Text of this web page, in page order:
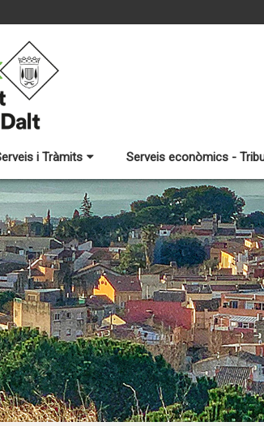
i Tràmits Serveis econòmics -